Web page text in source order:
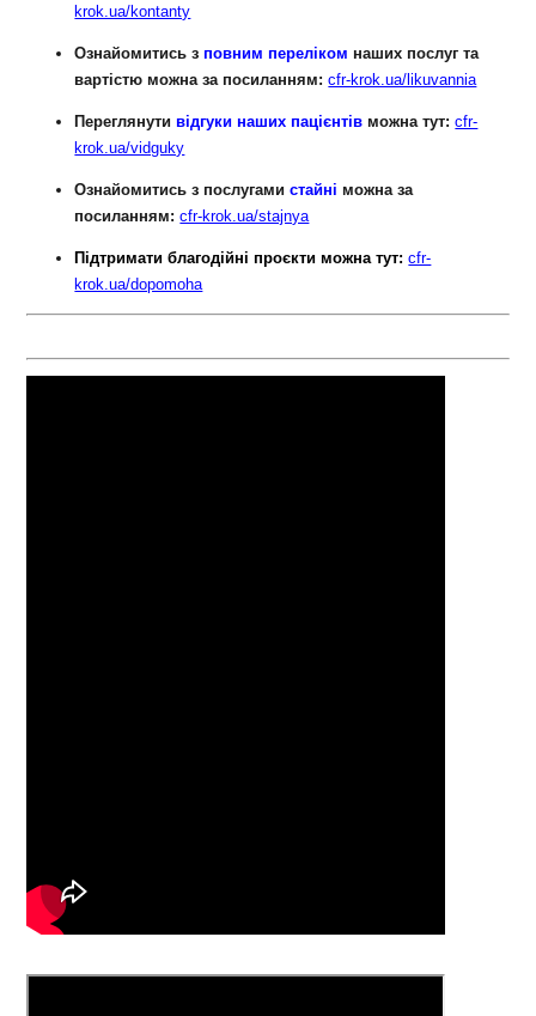
krok.ua/kontanty
Ознайомитись зповним переліком наших послуг та
вартістю можна за посиланням: cfr-krok.ua/likuvannia
Переглянутивідгуки нашихпацієнтів можна тут: cfr-
krok.ua/vidguky
Ознайомитись з послугами стайні можна за
посиланням: cfr-krok.ua/stajnya
Підтримати благодійні проєкти можна тут:cfr-
krok.ua/dopomoha